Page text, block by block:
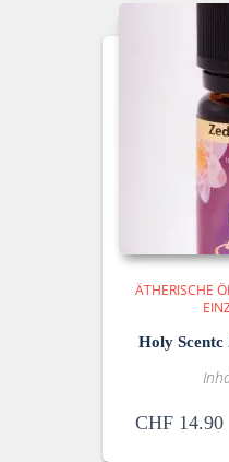
ÄTHERISCHE
Holy
CHF 14.90